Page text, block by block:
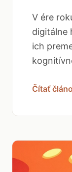
V ére
digitálne
ich
Čítať